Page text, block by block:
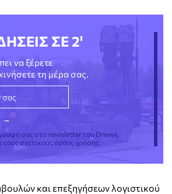
ΣΕ 2'
να ξέρετε
τη μέρα σας.
σας στο newsletter του Dnews,
τους σχετικούς όρους χρήσης
και επεξηγήσεων λογιστικού